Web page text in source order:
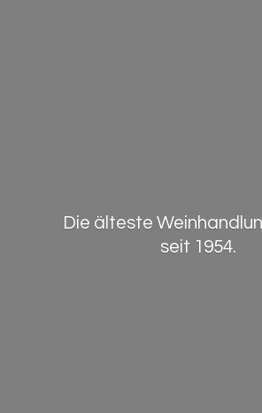
Die älteste
seit 1954.